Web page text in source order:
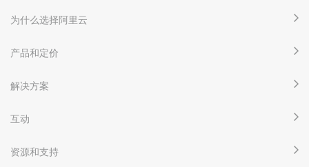
为什么选择阿里云
产品和定价
解决方案
互动
资源和支持